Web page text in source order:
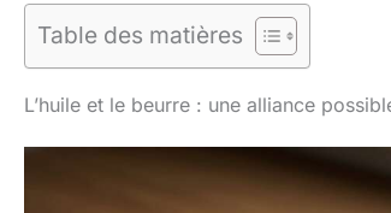
Table des matières
L’huile et le beurre : une alliance